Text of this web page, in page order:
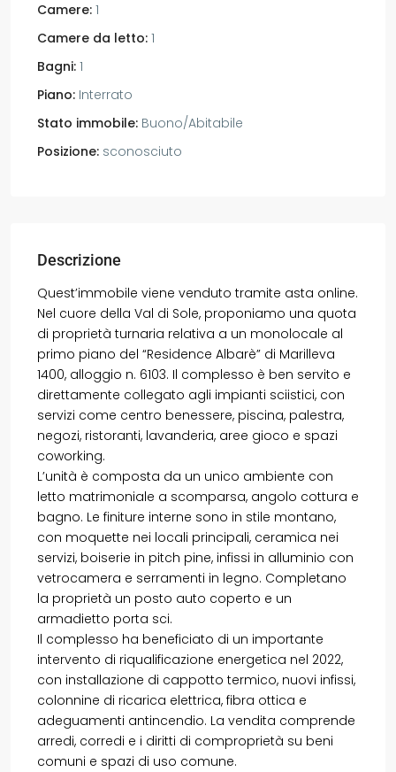
Camere: 1
Camere da letto: 1
Bagni: 1
Piano: Interrato
Stato immobile: Buono/Abitabile
Posizione: sconosciuto
Descrizione
Quest’immobile viene venduto tramite asta online.
Nel cuore della Val di Sole, proponiamo una quota
di proprietà turnaria relativa a un monolocale al
primo piano del “Residence Albarè” di Marilleva
1400, alloggio n. 6103. Il complesso è ben servito e
direttamente collegato agli impianti sciistici, con
servizi come centro benessere, piscina, palestra,
negozi, ristoranti, lavanderia, aree gioco e spazi
coworking.
L’unità è composta da un unico ambiente con
letto matrimoniale a scomparsa, angolo cottura e
bagno. Le finiture interne sono in stile montano,
con moquette nei locali principali, ceramica nei
servizi, boiserie in pitch pine, infissi in alluminio con
vetrocamera e serramenti in legno. Completano
la proprietà un posto auto coperto e un
armadietto porta sci.
Il complesso ha beneficiato di un importante
intervento di riqualificazione energetica nel 2022,
con installazione di cappotto termico, nuovi infissi,
colonnine di ricarica elettrica, fibra ottica e
adeguamenti antincendio. La vendita comprende
arredi, corredi e i diritti di comproprietà su beni
comuni e spazi di uso comune.